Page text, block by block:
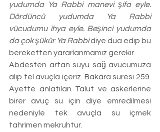
yudumda Ya Rabbi manevi şifa eyle.
Dördüncü yudumda Ya Rabbi
vücudumu ihya eyle. Beşinci yudumda
da çok şükür Ya Rabbi diye dua edip bu
bereketten yararlanmamız gerekir.
Abdesten artan suyu sağ avucumuza
alıp tel avuçla içeriz. Bakara suresi 259.
Ayette anlatılan Talut ve askerlerine
birer avuç su için diye emredilmesi
nedeniyle tek avuçla su içmek
tahrimen mekruhtur.